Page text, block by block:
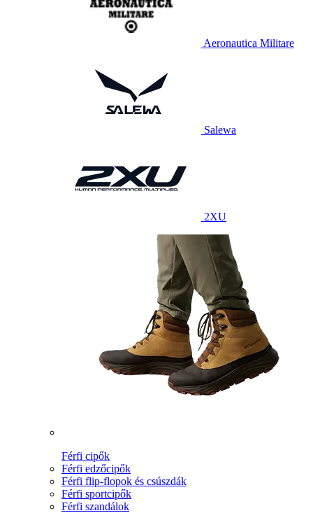
Aeronautica Militare
Salewa
2XU
Férfi cipők
Férfi edzőcipők
Férfi flip-flopok és csúszdák
Férfi sportcipők
Férfi szandálok